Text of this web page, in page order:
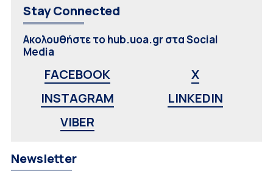
Stay Connected
Ακολουθήστε το hub.uoa.gr στα Social
Media
FACEBOOK
X
INSTAGRAM
LINKEDIN
VIBER
Newsletter